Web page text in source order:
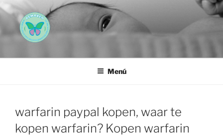
Saltar
al
contenido
AEMAREH
Menú
warfarin paypal kopen, waar te
kopen warfarin? Kopen warfarin